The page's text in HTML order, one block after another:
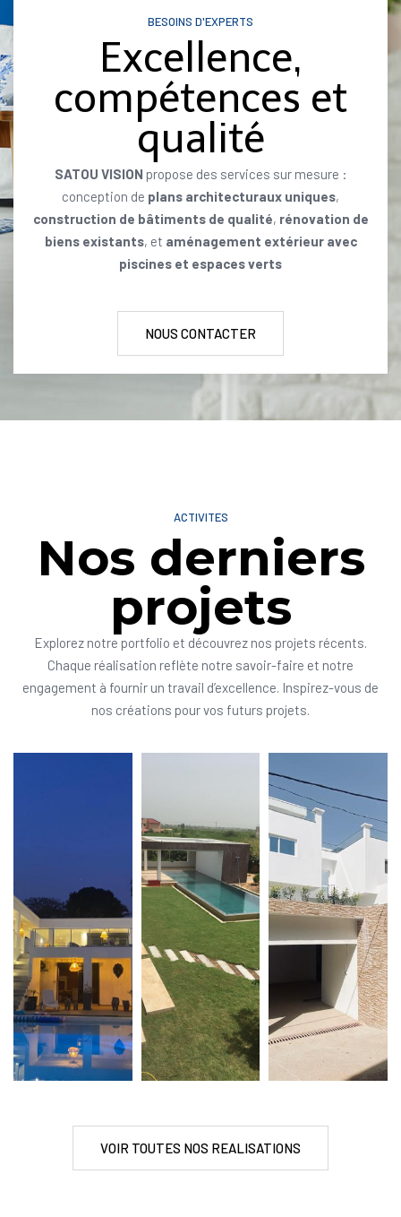
BESOINS D'EXPERTS
Excellence,
compétences et
qualité
SATOU VISION propose des services sur mesure :
conception de plans architecturaux uniques,
construction de bâtiments de qualité, rénovation de
biens existants, et aménagement extérieur avec
piscines et espaces verts
NOUS CONTACTER
ACTIVITES
Nos derniers
projets
Explorez notre portfolio et découvrez nos projets récents.
Chaque réalisation reflète notre savoir-faire et notre
engagement à fournir un travail d’excellence. Inspirez-vous de
nos créations pour vos futurs projets.
VOIR TOUTES NOS REALISATIONS